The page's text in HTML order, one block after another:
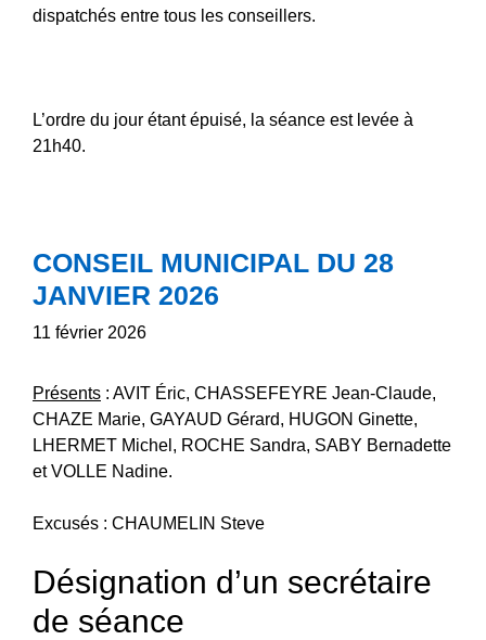
dispatchés entre tous les conseillers.
L’ordre du jour étant épuisé, la séance est levée à
21h40.
CONSEIL MUNICIPAL DU 28
JANVIER 2026
11 février 2026
Présents : AVIT Éric, CHASSEFEYRE Jean-Claude,
CHAZE Marie, GAYAUD Gérard, HUGON Ginette,
LHERMET Michel, ROCHE Sandra, SABY Bernadette
et VOLLE Nadine.
Excusés : CHAUMELIN Steve
Désignation d’un secrétaire
de séance